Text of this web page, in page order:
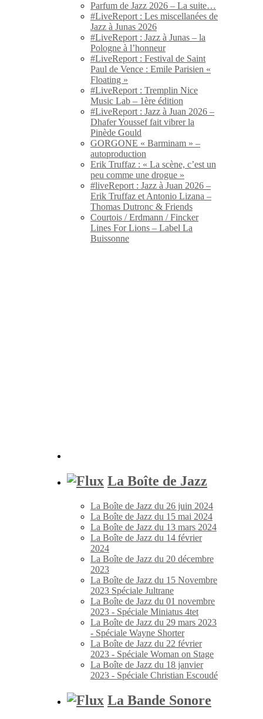
Parfum de Jazz 2026 – La suite…
#LiveReport : Les miscellanées de
Jazz à Junas 2026
#LiveReport : Jazz à Junas – la
Pologne à l’honneur
#LiveReport : Festival de Saint
Paul de Vence : Emile Parisien «
Floating »
#LiveReport : Tremplin Nice
Music Lab – 1ère édition
#LiveReport : Jazz à Juan 2026 –
Dhafer Youssef fait vibrer la
Pinède Gould
GORGONE « Barminam » –
autoproduction
Erik Truffaz : « La scène, c’est un
peu comme une drogue »
#liveReport : Jazz à Juan 2026 –
Erik Truffaz et Antonio Lizana –
Thomas Dutronc & Friends
Courtois / Erdmann / Fincker
Lines For Lions – Label La
Buissonne
La Boîte de Jazz
La Boîte de Jazz du 26 juin 2024
La Boîte de Jazz du 15 mai 2024
La Boîte de Jazz du 13 mars 2024
La Boîte de Jazz du 14 février
2024
La Boîte de Jazz du 20 décembre
2023
La Boîte de Jazz du 15 Novembre
2023 Spéciale Jultrane
La Boîte de Jazz du 01 novembre
2023 - Spéciale Miniatus 4tet
La Boîte de Jazz du 29 mars 2023
- Spéciale Wayne Shorter
La Boîte de Jazz du 22 février
2023 - Spéciale Woman on Stage
La Boîte de Jazz du 18 janvier
2023 - Spéciale Christian Escoudé
La Bande Sonore